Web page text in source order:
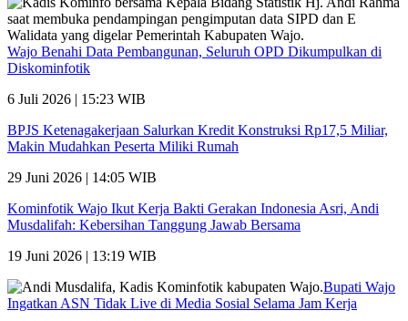
Wajo Benahi Data Pembangunan, Seluruh OPD Dikumpulkan di
Diskominfotik
6 Juli 2026 | 15:23 WIB
BPJS Ketenagakerjaan Salurkan Kredit Konstruksi Rp17,5 Miliar,
Makin Mudahkan Peserta Miliki Rumah
29 Juni 2026 | 14:05 WIB
Kominfotik Wajo Ikut Kerja Bakti Gerakan Indonesia Asri, Andi
Musdalifah: Kebersihan Tanggung Jawab Bersama
19 Juni 2026 | 13:19 WIB
Bupati Wajo
Ingatkan ASN Tidak Live di Media Sosial Selama Jam Kerja